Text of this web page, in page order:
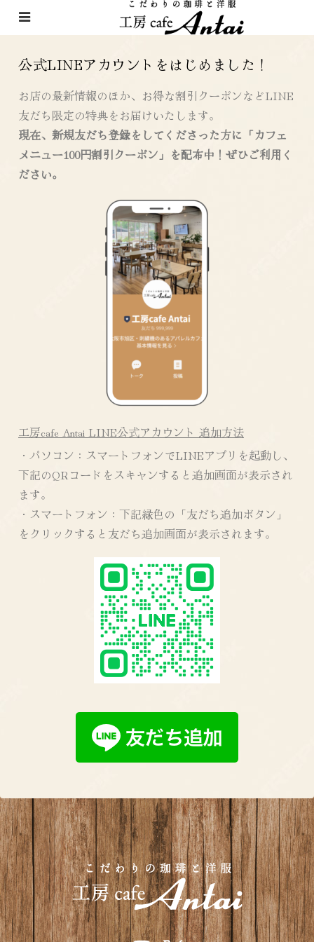
定休日変更のお知らせ
公式LINEアカウントをはじめました！
お店の最新情報のほか、お得な割引クーポンなどLINE
友だち限定の特典をお届けいたします。
現在、新規友だち登録をしてくださった方に「カフェ
メニュー100円割引クーポン」を配布中！ぜひご利用く
ださい。
工房cafe Antai LINE公式アカウント 追加方法
・パソコン：スマートフォンでLINEアプリを起動し、
下記のQRコードをスキャンすると追加画面が表示され
ます。
・スマートフォン：下記緑色の「友だち追加ボタン」
をクリックすると友だち追加画面が表示されます。